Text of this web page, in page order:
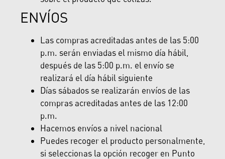
ENVÍOS
Las compras acreditadas antes de las 5:00
p.m. serán enviadas el mismo día hábil,
después de las 5:00 p.m. el envío se
realizará el día hábil siguiente
Días sábados se realizarán envíos de las
compras acreditadas antes de las 12:00
p.m.
Hacemos envíos a nivel nacional
Puedes recoger el producto personalmente,
si seleccionas la opción recoger en Punto